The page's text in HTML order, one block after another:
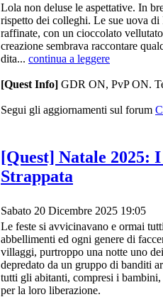
Lola non deluse le aspettative. In
rispetto dei colleghi. Le sue uova
raffinate, con un cioccolato
creazione sembrava raccontare
dita... continua a leggere
[Quest Info] GDR ON, PvP ON.
Segui gli aggiornamenti sul forum
[Quest] Natale 2025:
Strappata
Sabato 20 Dicembre 2025 19:05
Le feste si avvicinavano e ormai
abbellimenti ed ogni genere di
villaggi, purtroppo una notte uno
depredato da un gruppo di banditi
tutti gli abitanti, compresi i
per la loro liberazione.